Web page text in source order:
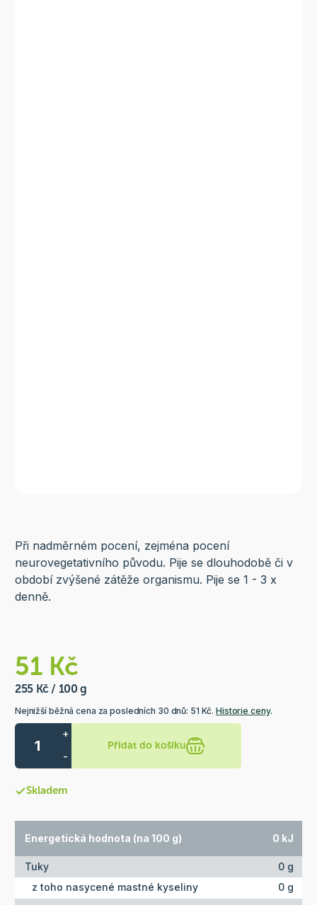
Při nadměrném pocení, zejména pocení
neurovegetativního původu. Pije se dlouhodobě či v
období zvýšené zátěže organismu. Pije se 1 - 3 x
denně.
51 Kč
255 Kč / 100 g
Nejnižší běžná cena za posledních 30 dnů: 51 Kč.Historie ceny.
+
-
Přidat do košíku
Skladem
Energetická hodnota (na 100 g) 0 kJ
Tuky
0 g
z toho nasycené mastné kyseliny
0 g